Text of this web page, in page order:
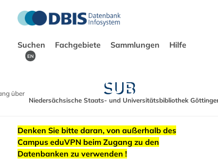
Suchen Fachgebiete Sammlungen Hilfe
EN
über
Niedersächsische Staats- und Universitätsbibliothek
Denken Sie bitte daran, von außerhalb des
Campus eduVPN beim Zugang zu den
Datenbanken zu verwenden !